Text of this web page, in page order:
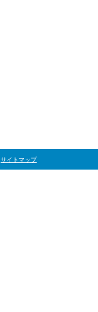
サイトマップ